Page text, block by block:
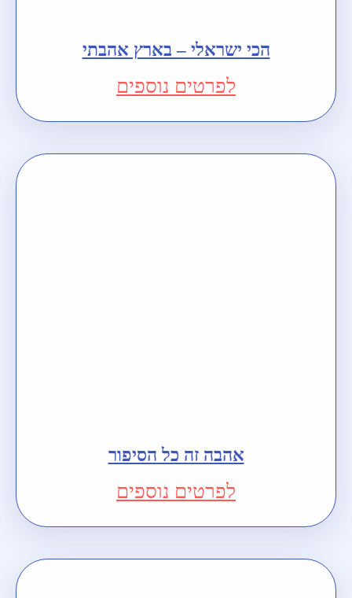
הכי ישראלי – בארץ אהבתי
לפרטים נוספים
אהבה זה כל הסיפור
לפרטים נוספים